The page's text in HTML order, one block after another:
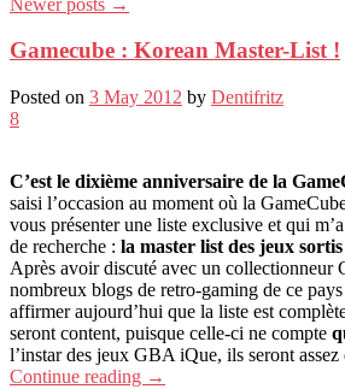
Gamecube : Korean Master-List !
Posted on 3 May 2012 by Dentifritz
8
C’est le dixième anniversaire de la
saisi l’occasion au moment où la
vous présenter une liste exclusive et qui
de recherche : la master list des jeux
Après avoir discuté avec un collectionneur
nombreux blogs de retro-gaming de ce
affirmer aujourd’hui que la liste est
seront content, puisque celle-ci ne compte
l’instar des jeux GBA iQue, ils seront
Continue reading →